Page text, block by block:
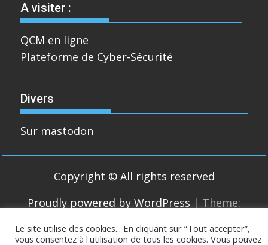
A visiter :
QCM en ligne
Plateforme de Cyber-Sécurité
Divers
Sur mastodon
Copyright © All rights reserved
Proudly powered by WordPress | Theme:
Le site utilise des cookies... En cliquant sur “Tout accepter”,
vous consentez à l'utilisation de tous les cookies. Vous pouvez